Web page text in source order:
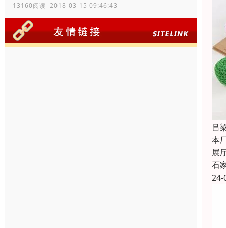
13160阅读 2018-03-15 09:46:43
吕
本
展
石
24-